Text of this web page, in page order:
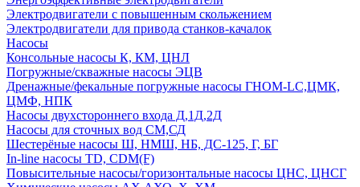
Электродвигатели с повышенным скольжением
Электродвигатели для привода станков-качалок
Насосы
Консольные насосы К, КМ, ЦНЛ
Погружные/скважные насосы ЭЦВ
Дренажные/фекальные погружные насосы ГНОМ-LC,ЦМК,
ЦМФ, НПК
Насосы двухстороннего входа Д,1Д,2Д
Насосы для сточных вод СМ,СД
Шестерёные насосы Ш, НМШ, НБ, ДС-125, Г, БГ
In-line насосы TD, CDM(F)
Повысительные насосы/горизонтальные насосы ЦНС, ЦНСГ